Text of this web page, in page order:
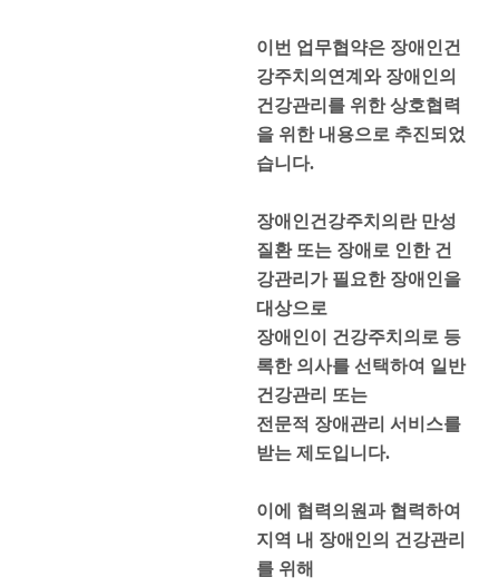
이번 업무협약은 장애인건
강주치의연계와 장애인의
건강관리를 위한 상호협력
을 위한 내용으로 추진되었
습니다.
장애인건강주치의란 만성
질환 또는 장애로 인한 건
강관리가 필요한 장애인을
대상으로
장애인이 건강주치의로 등
록한 의사를 선택하여 일반
건강관리 또는
전문적 장애관리 서비스를
받는 제도입니다.
이에 협력의원과 협력하여
지역 내 장애인의 건강관리
를 위해